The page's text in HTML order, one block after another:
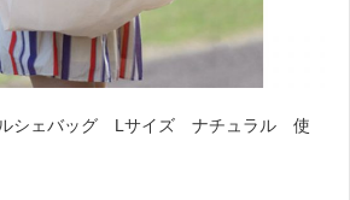
シェバッグ Lサイズ ナチュラル 使